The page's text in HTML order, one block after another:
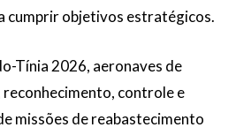
cumprir objetivos estratégicos.
Tínia 2026, aeronaves de
controle e
missões de reabastecimento